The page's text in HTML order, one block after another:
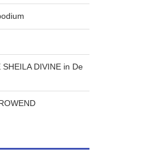
DIVINE in De